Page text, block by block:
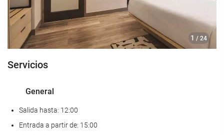
1 / 24
Servicios
General
Salida hasta: 12:00
Entrada a partir de: 15:00